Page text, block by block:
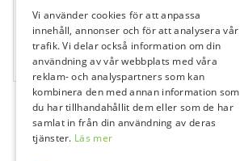
737633
Cranberry Inspire Nitril Medium
100 st
Vi använder cookies för att anpassa
innehåll, annonser och för att analysera vår
trafik. Vi delar också information om din
användning av vår webbplats med våra
reklam- och analyspartners som kan
kombinera den med annan information som
du har tillhandahållit dem eller som de har
samlat in från din användning av deras
tjänster. Läs mer